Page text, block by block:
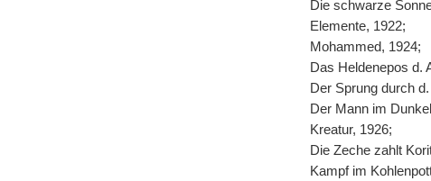
Die schwarze
Elemente, 1922;
Mohammed, 1924;
Das Heldenepos d.
Der Sprung durch
Der Mann im
Kreatur, 1926;
Die Zeche zahlt
Kampf im